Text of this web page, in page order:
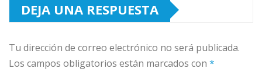
DEJA UNA RESPUESTA
Tu dirección de correo electrónico no será publicada.
Los campos obligatorios están marcados con *